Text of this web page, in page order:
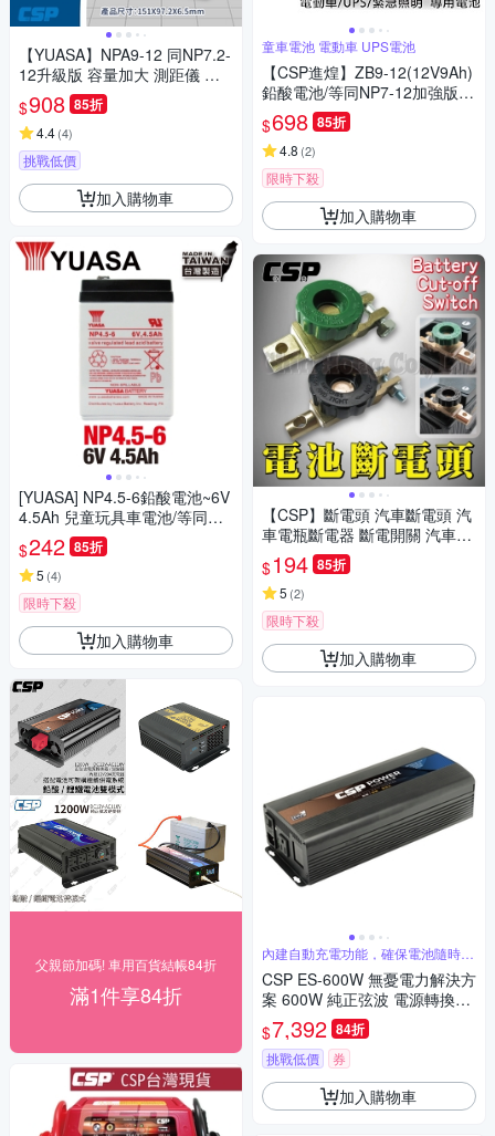
【YUASA】NPA9-12 同NP7.2-
12升級版 容量加大 測距儀 測
量儀 OA設備 不斷電電源 馬達
$908 85折
4.4(4)
挑戰低價
加入購物車
[YUASA] NP4.5-6鉛酸電池~6V
4.5Ah 兒童玩具車電池/等同NP
4-6加大容量*CSP進煌*
$242 85折
5 (4)
限時下殺
加入購物車
父親節加碼! 車用百貨結帳84折
滿1件享84折
童車電池 電動車 UPS電池
【CSP進煌】ZB9-12(12V9Ah)
鉛酸電池/等同NP7-12加強版增
量25%
$698 85折
4.8 (2)
限時下殺
加入購物車
【CSP】斷電頭 汽車斷電頭 汽
車電瓶斷電器 斷電開關 汽車電
瓶斷電器 電瓶斷電開關 電源開
關 斷電 防盜
$194 85折
5 (2)
限時下殺
加入購物車
內建自動充電功能，確保電池隨時在
滿電狀態
CSP ES-600W 無憂電力解決方
案 600W 純正弦波 電源轉換器
攤販 夜市 擺攤 逆變器
$7,392 84折
挑戰低價 券
加入購物車